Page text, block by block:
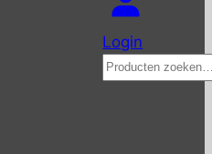
Login
Zoeken